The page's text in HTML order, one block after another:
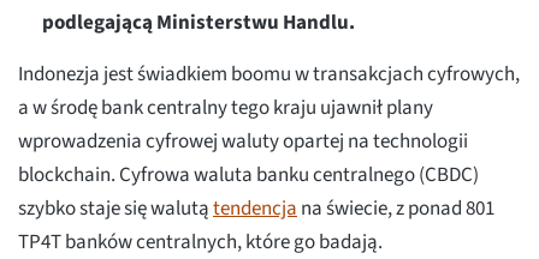
podlegającą Ministerstwu Handlu.
Indonezja jest świadkiem boomu w transakcjach cyfrowych,
a w środę bank centralny tego kraju ujawnił plany
wprowadzenia cyfrowej waluty opartej na technologii
blockchain. Cyfrowa waluta banku centralnego (CBDC)
szybko staje się walutątendencjana świecie, z ponad 801
TP4T banków centralnych, które go badają.